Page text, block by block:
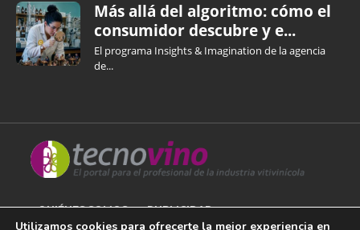
Más allá del algoritmo: cómo el
consumidor descubre y e...
El programa Insights & Imagination de la agencia
de...
QUIÉNES SOMOS PUBLICIDAD
Utilizamos cookies para ofrecerte la mejor experiencia en